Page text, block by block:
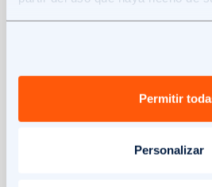
Permitir
Personalizar
Deducción del 20 %.Se
reducción de al menos
Eficiencia Energética
alquiladas para uso